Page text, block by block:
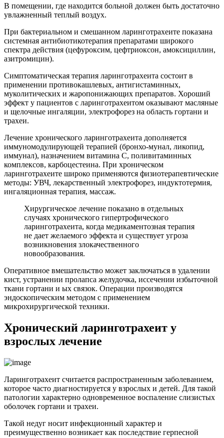
В помещении, где находится больной должен быть достаточно
увлажненный теплый воздух.
При бактериальном и смешанном ларинготрахеите показана
системная антибиотикотерапия препаратами широкого
спектра действия (цефуроксим, цефтриоксон, амоксициллин,
азитромицин).
Симптоматическая терапия ларинготрахеита состоит в
применении противокашлевых, антигистаминных,
муколитических и жаропонижающих препаратов. Хороший
эффект у пациентов с ларинготрахеитом оказывают масляные
и щелочные ингаляции, электрофорез на область гортани и
трахеи.
Лечение хронического ларинготрахеита дополняется
иммуномодулирующей терапией (бронхо-мунал, ликопид,
иммунал), назначением витамина С, поливитаминных
комплексов, карбоцестеина. При хроническом
ларинготрахеите широко применяются физиотерапевтические
методы: УВЧ, лекарственный электрофорез, индуктотермия,
ингаляционная терапия, массаж.
Хирургическое лечение показано в отдельных
случаях хронического гипертрофического
ларинготрахеита, когда медикаментозная терапия
не дает желаемого эффекта и существует угроза
возникновения злокачественного
новообразования.
Оперативное вмешательство может заключаться в удалении
кист, устранении пролапса желудочка, иссечении избыточной
ткани гортани и ых связок. Операции производятся
эндоскопическим методом с применением
микрохирургической техники.
Хронический ларинготрахеит у
взрослых лечение
Ларинготрахеит считается распространенным заболеванием,
которое часто диагностируется у взрослых и детей. Для такой
патологии характерно одновременное воспаление слизистых
оболочек гортани и трахеи.
Такой недуг носит инфекционный характер и
преимущественно возникает как последствие герпесной